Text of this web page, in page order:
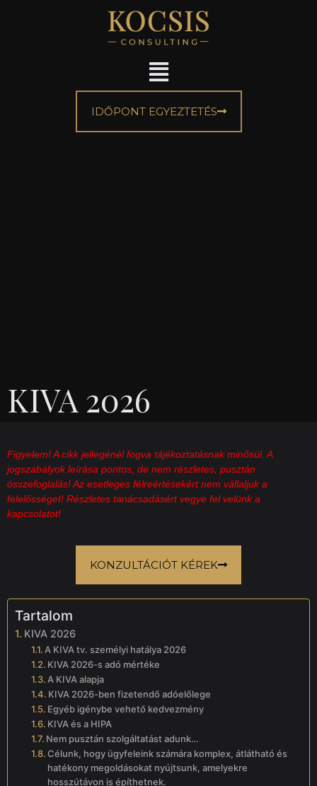
IDŐPONT EGYEZTETÉS
KIVA 2026
Figyelem! A cikk jellegénél fogva tájékoztatásnak minősül. A
jogszabályok leírása pontos, de nem részletes, pusztán
összefoglalás! Az esetleges félreértésekért nem vállaljuk a
felelősséget! Részletes tanácsadásért vegye fel velünk a
kapcsolatot!
KONZULTÁCIÓT KÉREK
Tartalom
KIVA 2026
A KIVA tv. személyi hatálya 2026
KIVA 2026-s adó mértéke
A KIVA alapja
KIVA 2026-ben fizetendő adóelőlege
Egyéb igénybe vehető kedvezmény
KIVA és a HIPA
Nem pusztán szolgáltatást adunk…
Célunk, hogy ügyfeleink számára komplex, átlátható és
hatékony megoldásokat nyújtsunk, amelyekre
hosszútávon is építhetnek.